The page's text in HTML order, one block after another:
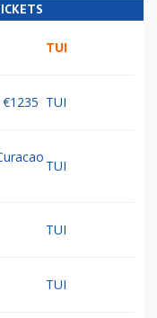
TUI
TUI
TUI
TUI
TUI